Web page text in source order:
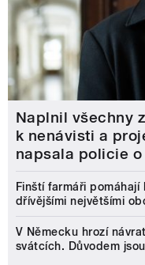
Naplnil všechny
k nenávisti a
napsala policie o
Finští farmáři
dřívějšími největšími
V Německu hrozí
svátcích. Důvodem